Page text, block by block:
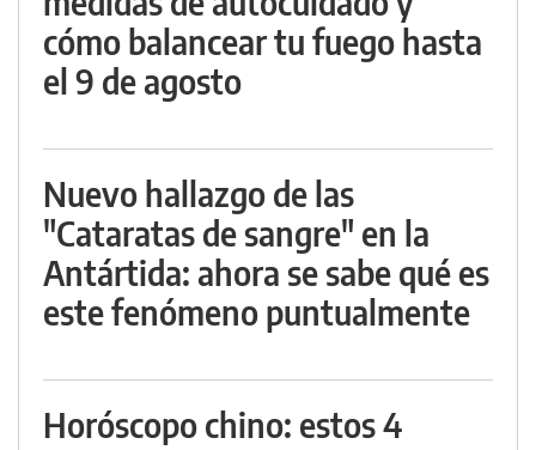
cómo balancear tu fuego hasta
el 9 de agosto
Nuevo hallazgo de las
"Cataratas de sangre" en la
Antártida: ahora se sabe qué es
este fenómeno puntualmente
Horóscopo chino: estos 4